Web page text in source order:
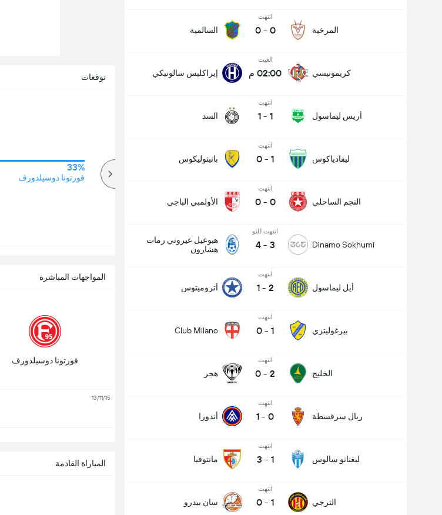
المرخية
انتهت
0
-
0 السالمية
كريمونيسي
الغيت
02:00 م إيراكليس سالونيكي
أريس ليماسول
انتهت
1
-
1 السد
ليفادياكوس
انتهت
1
-
0 بانيتوليكوس
النجم الساحلي
انتهت
0
-
0 الأولمبي الباجي
Dinamo Sokhumi
انتهت للتو
3
-
4
هبوعيل عيروني رمات
هشارون
أيل ليماسول
انتهت
2
-
1 أتروميتوس
بيرغوليتزي
انتهت
1
-
0
Club Milano
الخليج
انتهت
2
-
0 هجر
ريال سرقسطة
انتهت
0
-
1 أندورا
ليغنانو سالوس
انتهت
1
-
3 مانتوفيا
الترجي
انتهت
1
-
0 سان بيدرو
المباراة القادمة
توقعات
33%
فورتونا دوسيلدورف
عدد الاهداف (2.5)
المواجهات المباشرة
فورتونا دوسيلدورف
13/11/15